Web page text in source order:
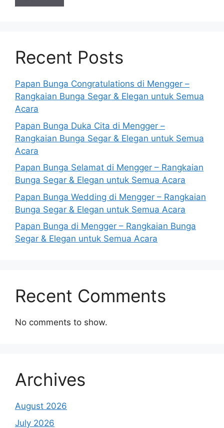
Recent Posts
Papan Bunga Congratulations di Mengger –
Rangkaian Bunga Segar & Elegan untuk Semua
Acara
Papan Bunga Duka Cita di Mengger –
Rangkaian Bunga Segar & Elegan untuk Semua
Acara
Papan Bunga Selamat di Mengger – Rangkaian
Bunga Segar & Elegan untuk Semua Acara
Papan Bunga Wedding di Mengger – Rangkaian
Bunga Segar & Elegan untuk Semua Acara
Papan Bunga di Mengger – Rangkaian Bunga
Segar & Elegan untuk Semua Acara
Recent Comments
No comments to show.
Archives
August 2026
July 2026